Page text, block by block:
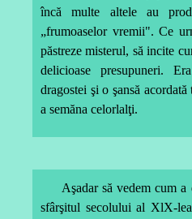
încă multe altele au
„frumoaselor vremii". Ce
păstreze misterul, să incite
delicioase presupuneri.
dragostei şi o şansă
a semăna celorlalţi.
Aşadar să vedem cum a
sfârşitul secolului al XlX-